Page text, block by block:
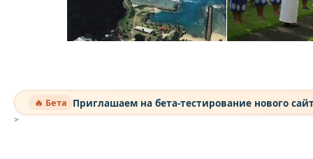
🔥 Бета Приглашаем на бета-тестирование нового
>